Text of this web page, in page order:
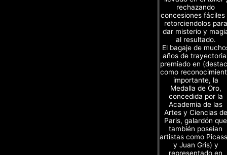
rechazando
concesiones fáciles
retorciendolos para
dar misterio y
al resultado.
El bagaje de
años de
premiado en
como
importante, la
Medalla de Oro,
concedida por la
Academia de las
Artes y Ciencias de
Paris, galardón que
también poseian
artistas como
y Juan Gris) y
representado en